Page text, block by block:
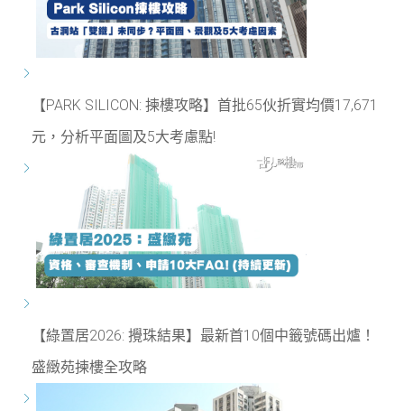
【PARK SILICON: 揀樓攻略】首批65伙折實均價17,671
元，分析平面圖及5大考慮點!
【綠置居2026: 攪珠結果】最新首10個中籤號碼出爐！
盛緻苑揀樓全攻略